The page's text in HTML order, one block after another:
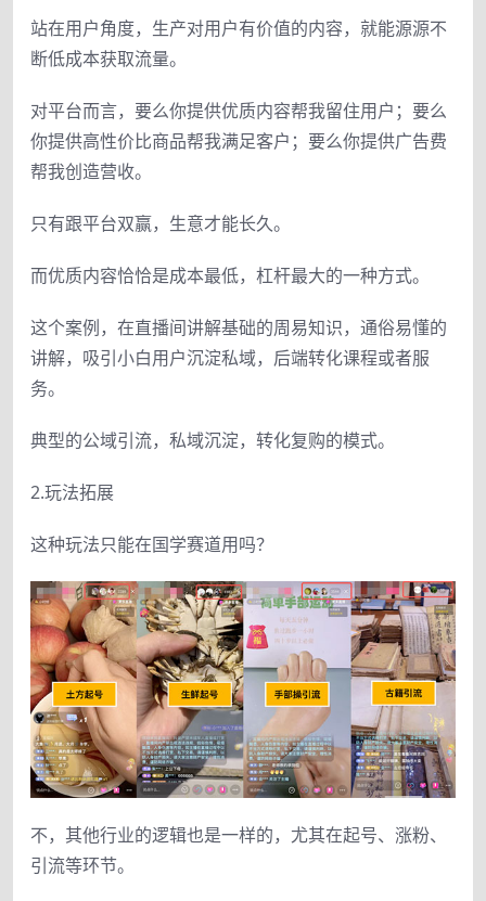
站在用户角度，生产对用户有价值的内容，就能源源不
断低成本获取流量。
对平台而言，要么你提供优质内容帮我留住用户；要么
你提供高性价比商品帮我满足客户；要么你提供广告费
帮我创造营收。
只有跟平台双赢，生意才能长久。
而优质内容恰恰是成本最低，杠杆最大的一种方式。
这个案例，在直播间讲解基础的周易知识，通俗易懂的
讲解，吸引小白用户沉淀私域，后端转化课程或者服
务。
典型的公域引流，私域沉淀，转化复购的模式。
2.玩法拓展
这种玩法只能在国学赛道用吗？
不，其他行业的逻辑也是一样的，尤其在起号、涨粉、
引流等环节。